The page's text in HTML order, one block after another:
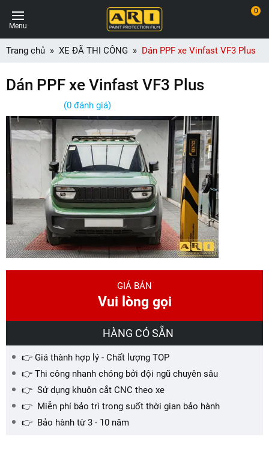
Menu
0
Trang chủ XE ĐÃ THI CÔNG Dán PPF xe Vinfast VF3 Plus
Dán PPF xe Vinfast VF3 Plus
(0 đánh giá)
GIÁ BÁN
Vui lòng gọi
HÀNG CÓ SẴN
👉 Giá thành hợp lý - Chất lượng TOP
👉 Thi công nhanh chóng bởi đội ngũ chuyên sâu
👉 Sử dụng khuôn cắt CNC theo xe
👉 Miễn phí bảo trì trong suốt thời gian bảo hành
👉 Bảo hành từ 3 - 10 năm